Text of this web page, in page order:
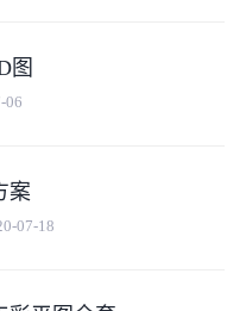
图
06
案
07-18